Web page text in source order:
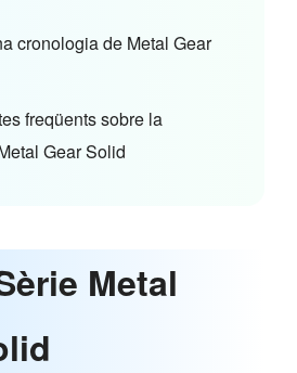
cronologia de Metal Gear
freqüents sobre la
Gear Solid
Metal